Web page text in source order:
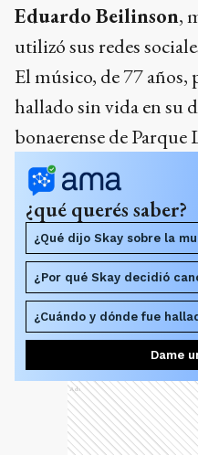
Eduardo Beilinson,
utilizó sus redes
El músico, de 77 años,
hallado sin vida en su
bonaerense de Parque
¿qué querés saber?
¿Qué dijo Skay sobre la
¿Por qué Skay decidió
¿Cuándo y dónde fue
Dame
Ads